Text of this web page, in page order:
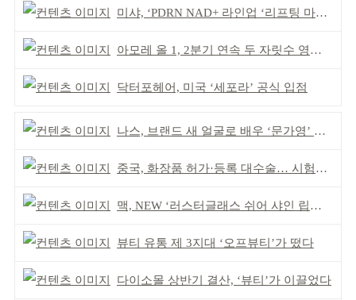
미샤, ‘PDRN NAD+ 라인업 ‘리프팅 마스크’ 출시
아모레 올 1, 2분기 연속 두 자릿수 영업이익률 기록
닥터포헤어, 미국 ‘세포라’ 공식 입점
나스, 브랜드 새 얼굴로 배우 ‘문가영’ 발탁
중국, 화장품 허가·등록 대수술… 시험자료 공용 허용
맥, NEW ‘러스터글래스 쉬어 샤인 립스틱’ 출시
뷰티 유통 제 3지대 ‘오프뷰티’가 떴다
다이소몰 상반기 결산, ‘뷰티’가 이끌었다